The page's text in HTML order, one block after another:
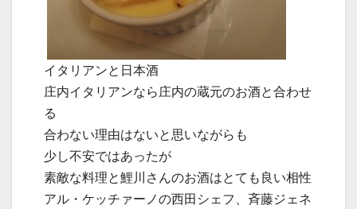
イタリアンと日本酒
庄内イタリアンなら庄内の蔵元のお酒と合わせ
る
合わない理由はないと思いながらも
少し不安ではあったが
素敵な料理と鯉川さんのお酒はとても良い相性
アル・ケッチァーノの西田シェフ、斉藤ジェネ